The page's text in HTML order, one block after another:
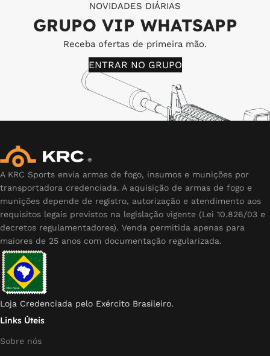
NOVIDADES DIÁRIAS
GRUPO VIP WHATSAPP
Receba ofertas de primeira mão.
ENTRAR NO GRUPO
A KRC Sports envia armas de fogo, insumos e munições por
transportadora credenciada. A aquisição de armas de fogo e
munições depende de registro, autorização e atendimento aos
requisitos legais previstos na legislação vigente (Lei 10.826/03 e
decretos regulamentadores). Venda permitida apenas para
maiores de 25 anos com documentação regularizada.
Loja Credenciada pelo Exército Brasileiro.
Links Úteis
Sobre nós